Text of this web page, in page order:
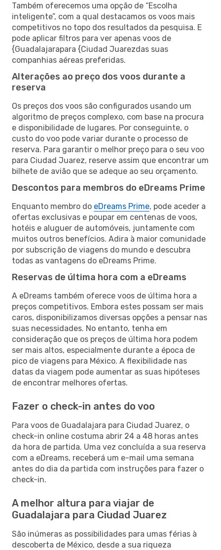
Também oferecemos uma opção de “Escolha
inteligente”, com a qual destacamos os voos mais
competitivos no topo dos resultados da pesquisa. E
pode aplicar filtros para ver apenas voos de
{Guadalajarapara {Ciudad Juarezdas suas
companhias aéreas preferidas.
Alterações ao preço dos voos durante a
reserva
Os preços dos voos são configurados usando um
algoritmo de preços complexo, com base na procura
e disponibilidade de lugares. Por conseguinte, o
custo do voo pode variar durante o processo de
reserva. Para garantir o melhor preço para o seu voo
para Ciudad Juarez, reserve assim que encontrar um
bilhete de avião que se adeque ao seu orçamento.
Descontos para membros do eDreams Prime
Enquanto membro do eDreams Prime, pode aceder a
ofertas exclusivas e poupar em centenas de voos,
hotéis e aluguer de automóveis, juntamente com
muitos outros benefícios. Adira à maior comunidade
por subscrição de viagens do mundo e descubra
todas as vantagens do eDreams Prime.
Reservas de última hora com a eDreams
A eDreams também oferece voos de última hora a
preços competitivos. Embora estes possam ser mais
caros, disponibilizamos diversas opções a pensar nas
suas necessidades. No entanto, tenha em
consideração que os preços de última hora podem
ser mais altos, especialmente durante a época de
pico de viagens para México. A flexibilidade nas
datas da viagem pode aumentar as suas hipóteses
de encontrar melhores ofertas.
Fazer o check-in antes do voo
Para voos de Guadalajara para Ciudad Juarez, o
check-in online costuma abrir 24 a 48 horas antes
da hora de partida. Uma vez concluída a sua reserva
com a eDreams, receberá um e-mail uma semana
antes do dia da partida com instruções para fazer o
check-in.
A melhor altura para viajar de
Guadalajara para Ciudad Juarez
São inúmeras as possibilidades para umas férias à
descoberta de México, desde a sua riqueza